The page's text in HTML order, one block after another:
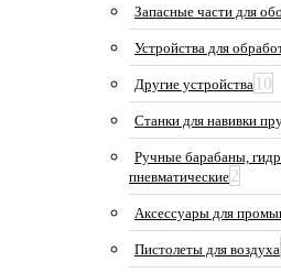
Запасные части для
Устройства для
Другие устройства 10
Станки для навивки
Ручные барабаны,
пневматические2
Аксессуары для
Пистолеты для воздуха